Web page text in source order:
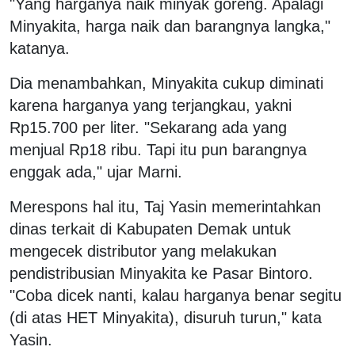
"Yang harganya naik minyak goreng. Apalagi
Minyakita, harga naik dan barangnya langka,"
katanya.
Dia menambahkan, Minyakita cukup diminati
karena harganya yang terjangkau, yakni
Rp15.700 per liter. "Sekarang ada yang
menjual Rp18 ribu. Tapi itu pun barangnya
enggak ada," ujar Marni.
Merespons hal itu, Taj Yasin memerintahkan
dinas terkait di Kabupaten Demak untuk
mengecek distributor yang melakukan
pendistribusian Minyakita ke Pasar Bintoro.
"Coba dicek nanti, kalau harganya benar segitu
(di atas HET Minyakita), disuruh turun," kata
Yasin.